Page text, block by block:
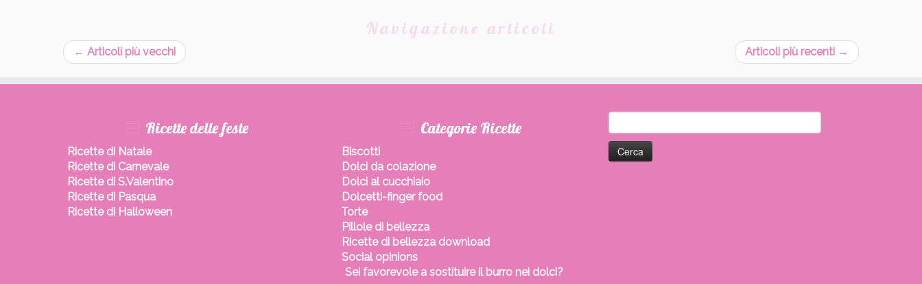
Navigazione articoli
← Articoli più vecchi Articoli più recenti →
Ricette delle feste
Ricette di Natale
Ricette di Carnevale
Ricette di S.Valentino
Ricette di Pasqua
Ricette di Halloween
Categorie Ricette
Biscotti
Dolci da colazione
Dolci al cucchiaio
Dolcetti-finger food
Torte
Pillole di bellezza
Ricette di bellezza download
Social opinions
Sei favorevole a sostituire il burro nei dolci?
per: